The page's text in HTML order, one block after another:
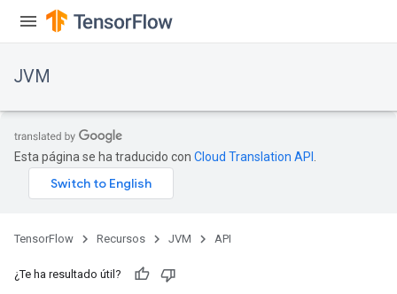
JVM
Esta página se ha traducido con Cloud Translation API
TensorFlow Recursos JVM API
¿Te ha resultado útil?